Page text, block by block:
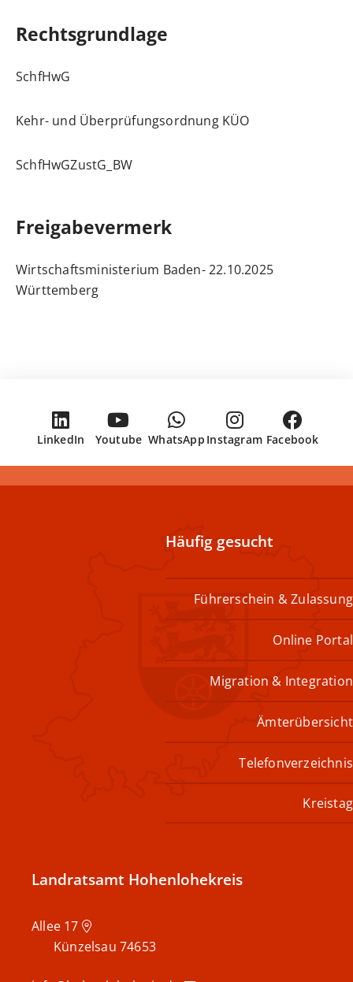
Rechtsgrundlage
SchfHwG
Kehr- und ÜberprüfungsordnungKÜO
SchfHwGZustG_BW
Freigabevermerk
22.10.2025 Wirtschaftsministerium Baden-
Württemberg
Facebook
Instagram
WhatsApp
Youtube
LinkedIn
Häufig gesucht
Führerschein & Zulassung
Online Portal
Migration & Integration
Ämterübersicht
Telefonverzeichnis
Kreistag
Landratsamt Hohenlohekreis
74653
Künzelsau